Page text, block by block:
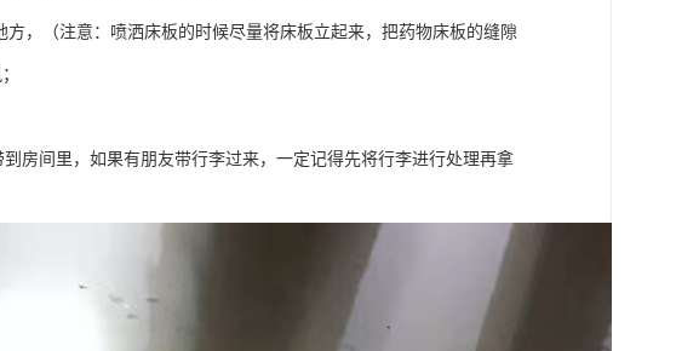
，（注意：喷洒床板的时候尽量将床板立起来，把药物床板的缝隙
房间里，如果有朋友带行李过来，一定记得先将行李进行处理再拿